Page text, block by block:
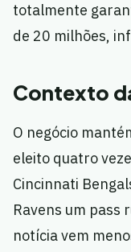
totalmente
de 20 milhões,
Contexto
O negócio
eleito quatro
Cincinnati
Ravens um pass
notícia vem